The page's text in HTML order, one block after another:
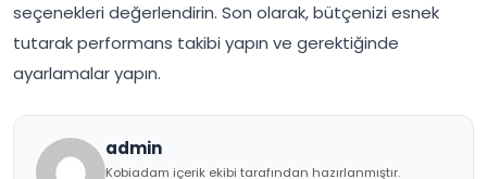
seçenekleri değerlendirin. Son olarak, bütçenizi esnek
tutarak performans takibi yapın ve gerektiğinde
ayarlamalar yapın.
admin
Kobiadam içerik ekibi tarafından hazırlanmıştır.